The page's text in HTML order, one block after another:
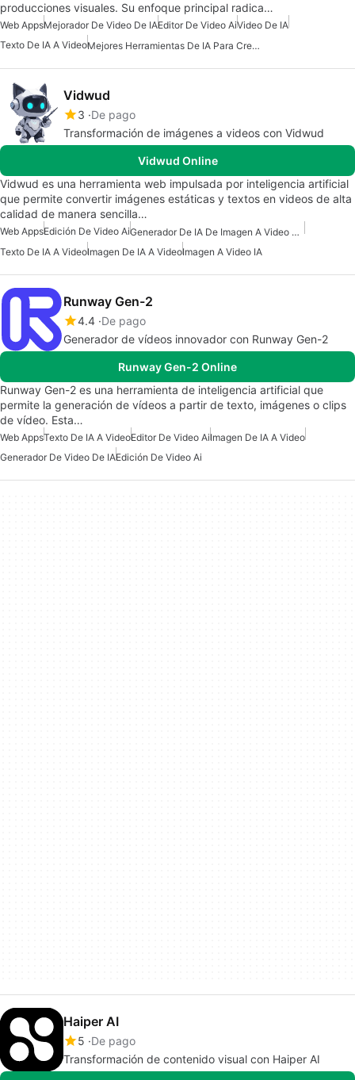
producciones visuales. Su enfoque principal radica…
Web AppsMejorador De Video De IAEditor De Video AiVideo De IA
Texto De IA A Video
Mejores Herramientas De IA Para Creadores De Contenido
Vidwud
3 De pago
Transformación de imágenes a videos con Vidwud
Vidwud Online
Vidwud es una herramienta web impulsada por inteligencia artificial
que permite convertir imágenes estáticas y textos en videos de alta
calidad de manera sencilla…
Web AppsEdición De Video Ai
Generador De IA De Imagen A Video Gratuito
Texto De IA A VideoImagen De IA A VideoImagen A Video IA
Runway Gen-2
4.4 De pago
Generador de vídeos innovador con Runway Gen-2
Runway Gen-2 Online
Runway Gen-2 es una herramienta de inteligencia artificial que
permite la generación de vídeos a partir de texto, imágenes o clips
de vídeo. Esta…
Web AppsTexto De IA A VideoEditor De Video AiImagen De IA A Video
Generador De Video De IAEdición De Video Ai
Haiper AI
5 De pago
Transformación de contenido visual con Haiper AI